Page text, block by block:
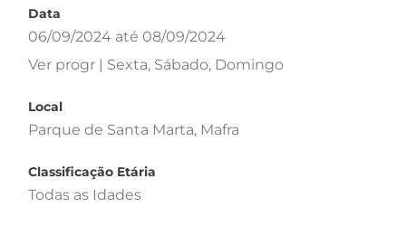
Data
06/09/2024 até 08/09/2024
Ver progr | Sexta, Sábado, Domingo
Local
Parque de Santa Marta, Mafra
Classificação Etária
Todas as Idades